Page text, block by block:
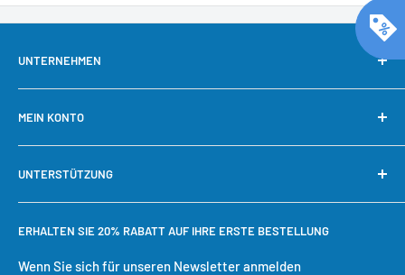
UNTERNEHMEN
Über uns
Kontaktieren Sie uns
Unsere Garantie
Warum bei Cool Toner kaufen?
MEIN KONTO
Mein Konto
Schnelle Nachbestellung
Bestellung verfolgen
Einkaufswagen
Benutzerkonto erstellen
UNTERSTÜTZUNG
Benötigen Sie Hilfe?
Versandbedingungen
Rückgaberecht
ERHALTEN SIE 20% RABATT AUF IHRE ERSTE BESTELLUNG
Wenn Sie sich für unseren Newsletter anmelden